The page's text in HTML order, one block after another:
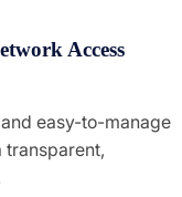
Access
easy-to-manage
transparent,